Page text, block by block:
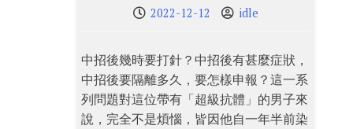
2022-12-12 idle
中招後幾時要打針？中招後有甚麼症狀，
中招後要隔離多久，要怎樣申報？這一系
列問題對這位帶有「超級抗體」的男子來
說，完全不是煩惱，皆因他自一年半前染